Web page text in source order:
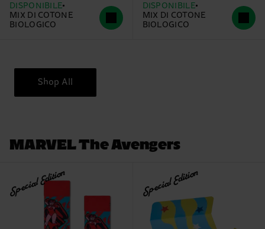
DISPONIBILE
MIX DI COTONE
BIOLOGICO
DISPONIBILE
MIX DI COTONE
BIOLOGICO
Shop All
MARVEL The Avengers
Special Edition Special Edition